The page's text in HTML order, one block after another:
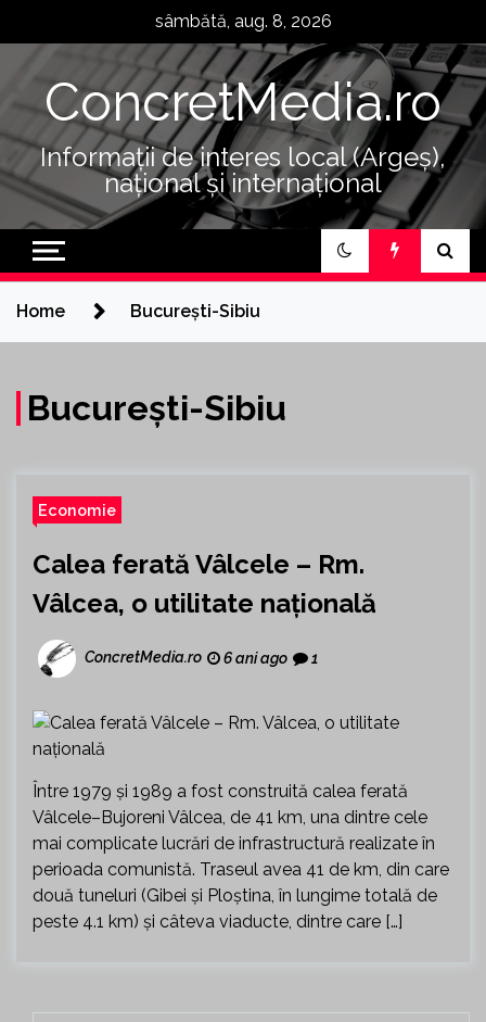
sâmbătă, aug. 8, 2026
ConcretMedia.ro
Informații de interes local (Argeș),
național și internațional
Home București-Sibiu
București-Sibiu
Economie
Calea ferată Vâlcele – Rm.
Vâlcea, o utilitate națională
ConcretMedia.ro 6 ani ago 1
Între 1979 și 1989 a fost construită calea ferată
Vâlcele–Bujoreni Vâlcea, de 41 km, una dintre cele
mai complicate lucrări de infrastructură realizate în
perioada comunistă. Traseul avea 41 de km, din care
două tuneluri (Gibei și Ploștina, în lungime totală de
peste 4.1 km) și câteva viaducte, dintre care […]